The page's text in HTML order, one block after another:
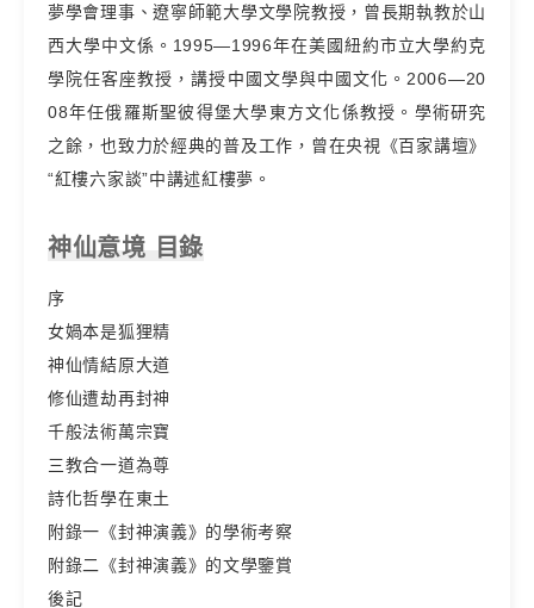
夢學會理事、遼寧師範大學文學院教授，曾長期執教於山
西大學中文係。1995—1996年在美國紐約市立大學約克
學院任客座教授，講授中國文學與中國文化。2006—20
08年任俄羅斯聖彼得堡大學東方文化係教授。學術研究
之餘，也致力於經典的普及工作，曾在央視《百家講壇》
“紅樓六家談”中講述紅樓夢。
神仙意境 目錄
序
女媧本是狐狸精
神仙情結原大道
修仙遭劫再封神
千般法術萬宗寶
三教合一道為尊
詩化哲學在東土
附錄一《封神演義》的學術考察
附錄二《封神演義》的文學鑒賞
後記